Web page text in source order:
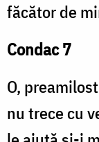
făcător de
Condac 7
O,
nu trece cu